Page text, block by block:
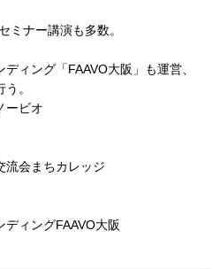
ミナー講演も多数。
ィング「FAAVO大阪」も運営、
。
ービオ
流会まちカレッジ
ディングFAAVO大阪